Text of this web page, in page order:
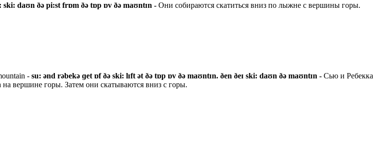
ski: daʊn ðə pi:st frɒm ðə tɒp ɒv ðə maʊntɪn - Они собираются скатиться вниз по лыжне с вершины горы.
- su: ənd rəbekə ɡet ɒf ðə ski: lɪft ət ðə tɒp ɒv ðə maʊntɪn. ðen ðeɪ ski: daʊn ðə maʊntɪn - Сью и Ребекка
на вершине горы. Затем они скатываются вниз с горы.